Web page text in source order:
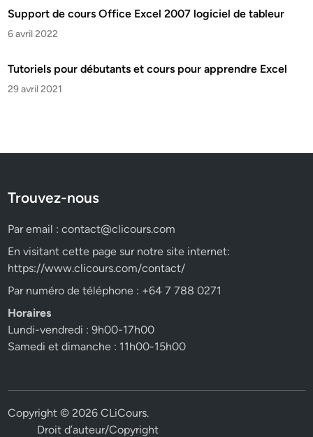
Support de cours Office Excel 2007 logiciel de tableur
6 avril 2022
Tutoriels pour débutants et cours pour apprendre Excel
29 avril 2021
Trouvez-nous
Par email :contact@clicours.com
En visitant cette page sur notre site internet:
https://www.clicours.com/contact/
Par numéro de téléphone : +64 7 788 0271
Horaires
Lundi-vendredi : 9h00-17h00
Samedi et dimanche : 11h00-15h00
Copyright © 2026CLiCours.
Droit d’auteur/Copyright